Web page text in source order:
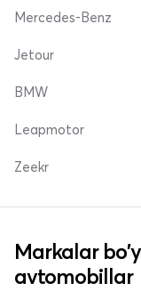
Mercedes-Benz
Jetour
BMW
Leapmotor
Zeekr
Markalar
avtomobillar